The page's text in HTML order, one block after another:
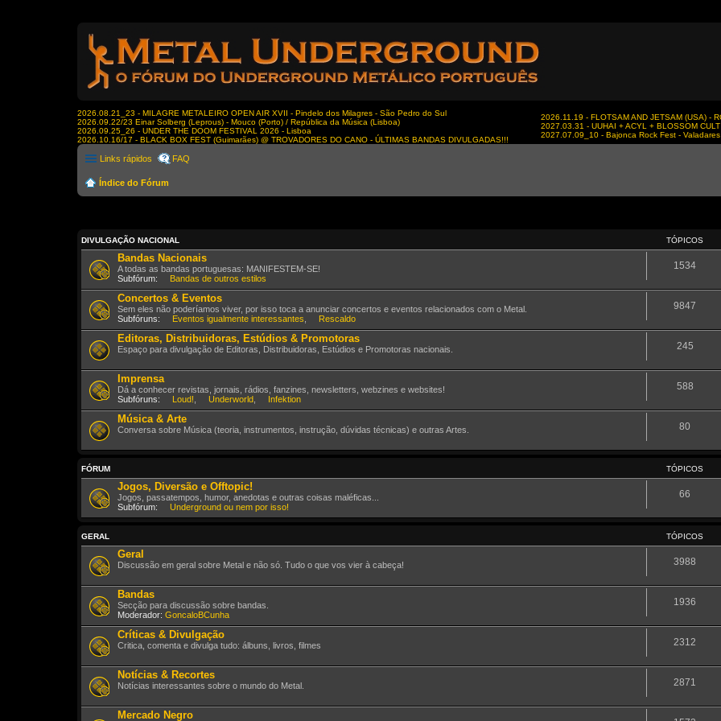
2026.08.21_23 - MILAGRE METALEIRO OPEN AIR XVII - Pindelo dos Milagres - São Pedro do Sul
2026.09.22/23 Einar Solberg (Leprous) - Mouco (Porto) / República da Música (Lisboa)
2026.09.25_26 - UNDER THE DOOM FESTIVAL 2026 - Lisboa
2026.10.16/17 - BLACK BOX FEST (Guimarães) @ TROVADORES DO CANO - ÚLTIMAS BANDAS DIVULGADAS!!!
2026.11.19 - FLOTSAM AND JETSAM (USA) -
2027.03.31 - UUHAI + ACYL + BLOSSOM
2027.07.09_10 - Bajonca Rock Fest -
Links rápidos FAQ
Índice do Fórum
DIVULGAÇÃO NACIONAL TÓPICOS
Bandas Nacionais
A todas as bandas portuguesas: MANIFESTEM-SE!
Subfórum:
Bandas de outros estilos
1534
Concertos & Eventos
Sem eles não poderíamos viver, por isso toca a anunciar concertos e eventos relacionados com o Metal.
Subfóruns:
Eventos igualmente interessantes Rescaldo
9847
Editoras, Distribuidoras, Estúdios & Promotoras
Espaço para divulgação de Editoras, Distribuidoras, Estúdios e Promotoras nacionais. 245
Imprensa
Dá a conhecer revistas, jornais, rádios, fanzines, newsletters, webzines e websites!
Subfóruns:
Loud! Underworld Infektion
588
Música & Arte
Conversa sobre Música (teoria, instrumentos, instrução, dúvidas técnicas) e outras Artes. 80
FÓRUM TÓPICOS
Jogos, Diversão e Offtopic!
Jogos, passatempos, humor, anedotas e outras coisas maléficas...
Subfórum:
Underground ou nem por isso!
66
GERAL TÓPICOS
Geral
Discussão em geral sobre Metal e não só. Tudo o que vos vier à cabeça! 3988
Bandas
Secção para discussão sobre bandas.
Moderador: GoncaloBCunha
1936
Críticas & Divulgação
Critica, comenta e divulga tudo: álbuns, livros, filmes 2312
Notícias & Recortes
Notícias interessantes sobre o mundo do Metal. 2871
Mercado Negro